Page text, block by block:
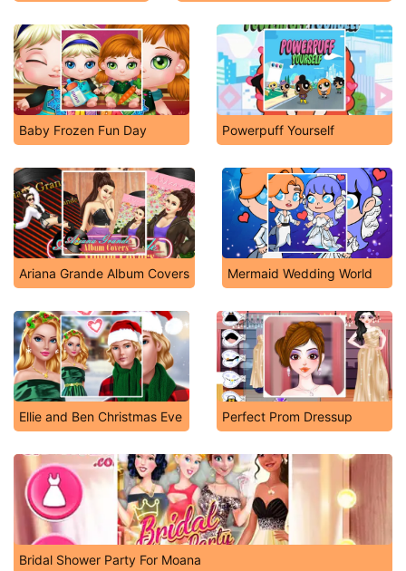
Baby Frozen Fun Day Powerpuff Yourself
Ariana Grande Album Covers Mermaid Wedding World
Ellie and Ben Christmas Eve Perfect Prom Dressup
Bridal Shower Party For Moana